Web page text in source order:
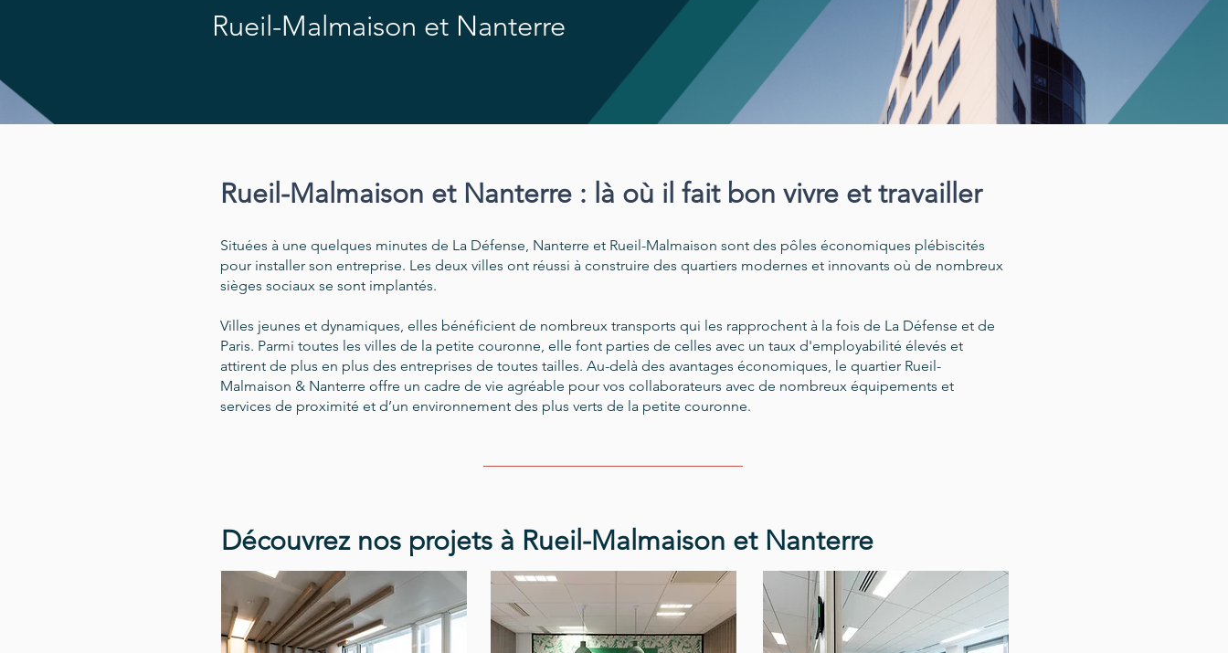
Rueil-Malmaison et Nanterre
Rueil-Malmaison et Nanterre : là où il fait bon vivre et travailler
Situées à une quelques minutes de La Défense, Nanterre et Rueil-Malmaison sont des pôles économiques plébiscités
pour installer son entreprise. Les deux villes ont réussi à construire des quartiers modernes et innovants où de nombreux
sièges sociaux se sont implantés.
Villes jeunes et dynamiques, elles bénéficient de nombreux transports qui les rapprochent à la fois de La Défense et de
Paris. Parmi toutes les villes de la petite couronne, elle font parties de celles avec un taux d'employabilité élevés et
attirent de plus en plus des entreprises de toutes tailles. Au-delà des avantages économiques, le quartier Rueil-
Malmaison & Nanterre offre un cadre de vie agréable pour vos collaborateurs avec de nombreux équipements et
services de proximité et d’un environnement des plus verts de la petite couronne.
Découvrez nos projets à Rueil-Malmaison et Nanterre